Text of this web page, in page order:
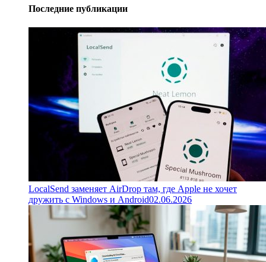
Последние публикации
LocalSend заменяет AirDrop там, где Apple не хочет
дружить с Windows и Android02.06.2026